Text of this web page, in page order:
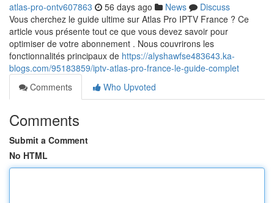
atlas-pro-ontv607863 56 days ago News
Discuss
Vous cherchez le guide ultime sur Atlas Pro IPTV France ? Ce
article vous présente tout ce que vous devez savoir pour
optimiser de votre abonnement . Nous couvrirons les
fonctionnalités principaux de https://alyshawfse483643.ka-
blogs.com/95183859/iptv-atlas-pro-france-le-guide-complet
Comments
Who Upvoted
Comments
Submit a Comment
No HTML